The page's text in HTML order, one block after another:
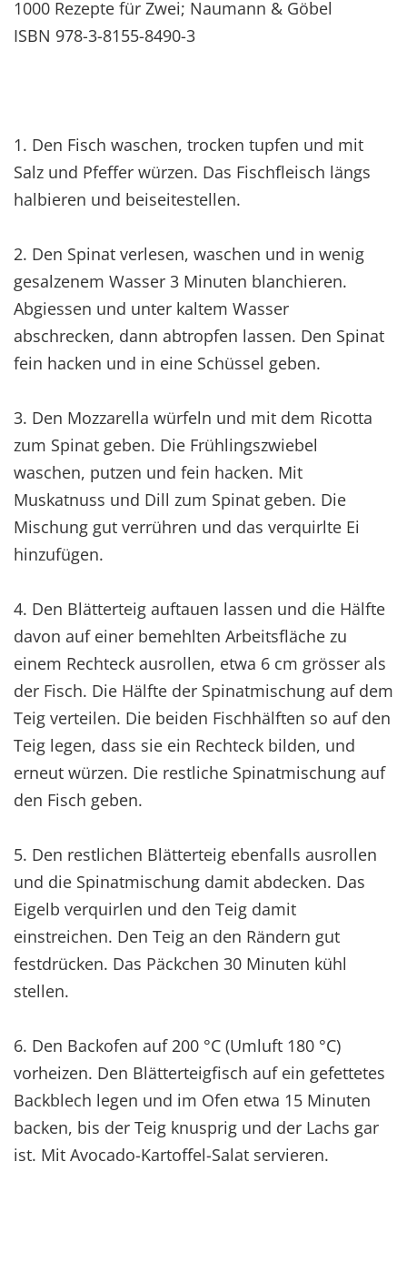
1000 Rezepte für Zwei; Naumann & Göbel
ISBN 978-3-8155-8490-3
1. Den Fisch waschen, trocken tupfen und mit
Salz und Pfeffer würzen. Das Fischfleisch längs
halbieren und beiseitestellen.
2. Den Spinat verlesen, waschen und in wenig
gesalzenem Wasser 3 Minuten blanchieren.
Abgiessen und unter kaltem Wasser
abschrecken, dann abtropfen lassen. Den Spinat
fein hacken und in eine Schüssel geben.
3. Den Mozzarella würfeln und mit dem Ricotta
zum Spinat geben. Die Frühlingszwiebel
waschen, putzen und fein hacken. Mit
Muskatnuss und Dill zum Spinat geben. Die
Mischung gut verrühren und das verquirlte Ei
hinzufügen.
4. Den Blätterteig auftauen lassen und die Hälfte
davon auf einer bemehlten Arbeitsfläche zu
einem Rechteck ausrollen, etwa 6 cm grösser als
der Fisch. Die Hälfte der Spinatmischung auf dem
Teig verteilen. Die beiden Fischhälften so auf den
Teig legen, dass sie ein Rechteck bilden, und
erneut würzen. Die restliche Spinatmischung auf
den Fisch geben.
5. Den restlichen Blätterteig ebenfalls ausrollen
und die Spinatmischung damit abdecken. Das
Eigelb verquirlen und den Teig damit
einstreichen. Den Teig an den Rändern gut
festdrücken. Das Päckchen 30 Minuten kühl
stellen.
6. Den Backofen auf 200 °C (Umluft 180 °C)
vorheizen. Den Blätterteigfisch auf ein gefettetes
Backblech legen und im Ofen etwa 15 Minuten
backen, bis der Teig knusprig und der Lachs gar
ist. Mit Avocado-Kartoffel-Salat servieren.